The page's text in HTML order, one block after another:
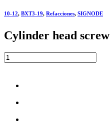
10-12, BXT3-19, Refacciones, SIGNODE
Cylinder head screw
Cylinder
head
quantity